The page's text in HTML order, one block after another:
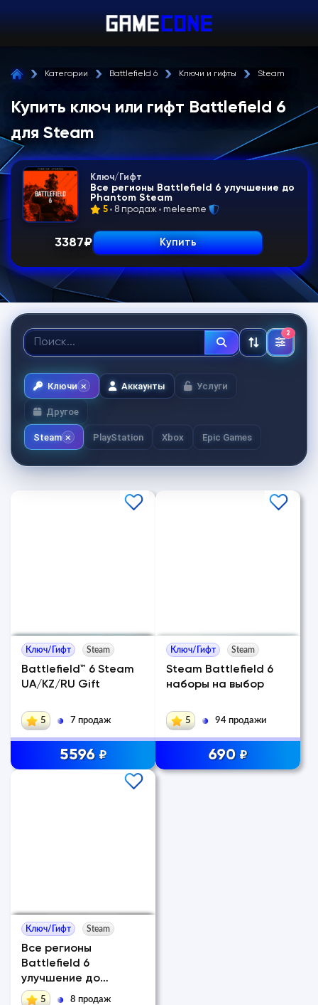
Категории Battlefield 6 Ключи и гифты Steam
Купить ключ или гифт Battlefield 6
для Steam
Ключ/Гифт
Все регионы Battlefield 6 улучшение до
Phantom Steam
5 8 продаж meleeme
3387₽ Купить
2
Ключи Аккаунты Услуги
Другое
Steam PlayStation Xbox Epic Games
Ключ/Гифт Steam
Battlefield™ 6 Steam
UA/KZ/RU Gift
5 7 продаж
5596 ₽
Ключ/Гифт Steam
Steam Battlefield 6
наборы на выбор
5 94 продажи
690 ₽
Ключ/Гифт Steam
Все регионы
Battlefield 6
улучшение до
Phantom Steam
5 8 продаж